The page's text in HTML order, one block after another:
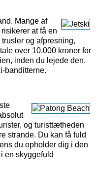
Mange af
at få en
og afpresning,
over 10.000 kroner for
inden du lejede den.
banditterne.
og turisttætheden
strande. Du kan få fuld
du opholder dig i den
en skyggefuld